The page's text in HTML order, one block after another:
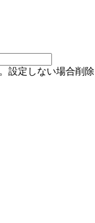
設定しない場合削